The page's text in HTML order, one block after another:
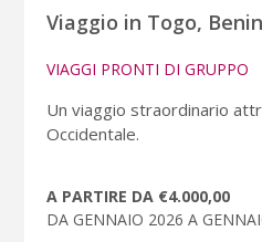
Viaggio in Togo,
VIAGGI PRONTI DI GRUPPO
Un viaggio straordinario
Occidentale.
A PARTIRE DA €4.000,00
DA GENNAIO 2026 A